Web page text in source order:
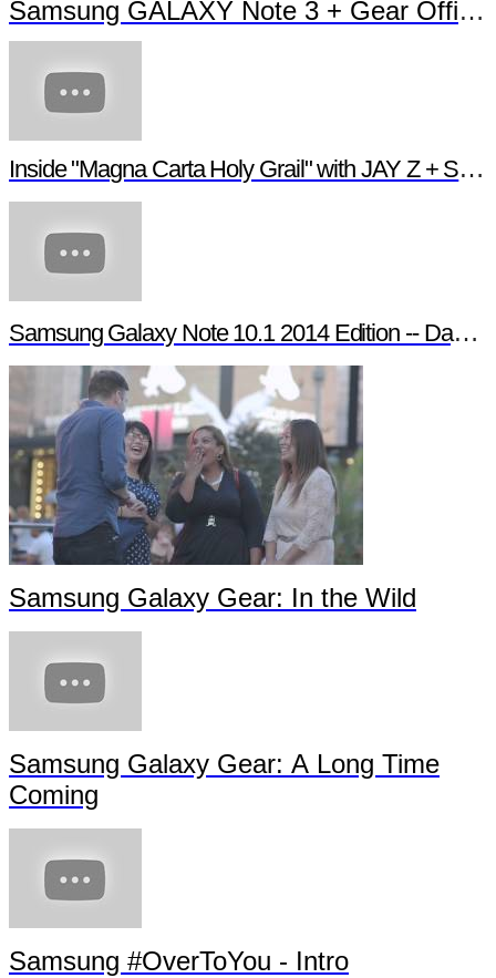
Samsung GALAXY Note 3 + Gear
Inside "Magna Carta Holy Grail" with JAY Z +
Samsung Galaxy Note 10.1 2014 Edition -- Day in
Samsung Galaxy Gear: In the Wild
Samsung Galaxy Gear: A Long Time
Coming
Samsung #OverToYou - Intro